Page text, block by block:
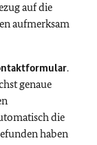
auf die
aufmerksam
.
genaue
die
haben